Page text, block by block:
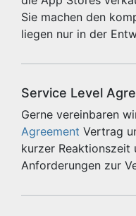
Sie machen den
liegen nur in der
Service Level
Gerne vereinbaren
Agreement Vertrag
kurzer Reaktionszeit
Anforderungen zur